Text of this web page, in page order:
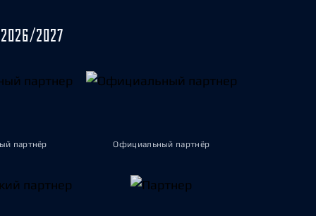
2027
партнёр Официальный партнёр